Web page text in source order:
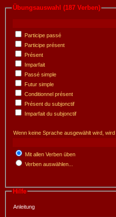
Übungsauswahl (187 Verben)
Participe passé
Participe présent
Présent
Imparfait
Passé simple
Futur simple
Conditionnel présent
Présent du subjonctif
Imparfait du subjonctif
Wenn keine Sprache ausgewählt wird,
Mit allen Verben üben
Verben auswählen...
Hilfe
Anleitung